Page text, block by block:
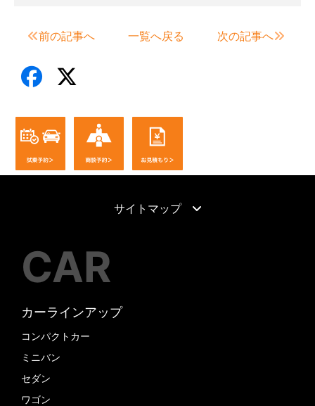
前の記事へ 一覧へ戻る 次の記事へ
サイトマップ
CAR
カーラインアップ
コンパクトカー
ミニバン
セダン
ワゴン